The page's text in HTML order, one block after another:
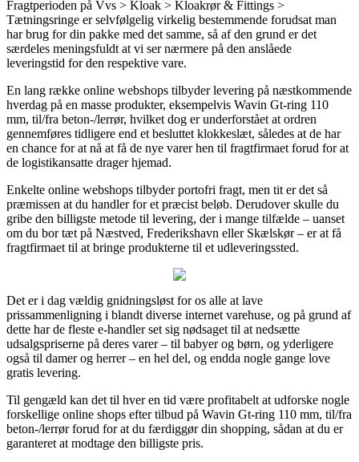
Fragtperioden på Vvs > Kloak > Kloakrør & Fittings >
Tætningsringe er selvfølgelig virkelig bestemmende forudsat man
har brug for din pakke med det samme, så af den grund er det
særdeles meningsfuldt at vi ser nærmere på den anslåede
leveringstid for den respektive vare.
En lang række online webshops tilbyder levering på næstkommende
hverdag på en masse produkter, eksempelvis Wavin Gt-ring 110
mm, til/fra beton-/lerrør, hvilket dog er underforstået at ordren
gennemføres tidligere end et besluttet klokkeslæt, således at de har
en chance for at nå at få de nye varer hen til fragtfirmaet forud for at
de logistikansatte drager hjemad.
Enkelte online webshops tilbyder portofri fragt, men tit er det så
præmissen at du handler for et præcist beløb. Derudover skulle du
gribe den billigste metode til levering, der i mange tilfælde – uanset
om du bor tæt på Næstved, Frederikshavn eller Skælskør – er at få
fragtfirmaet til at bringe produkterne til et udleveringssted.
Det er i dag vældig gnidningsløst for os alle at lave
prissammenligning i blandt diverse internet varehuse, og på grund af
dette har de fleste e-handler set sig nødsaget til at nedsætte
udsalgspriserne på deres varer – til babyer og børn, og yderligere
også til damer og herrer – en hel del, og endda nogle gange love
gratis levering.
Til gengæld kan det til hver en tid være profitabelt at udforske nogle
forskellige online shops efter tilbud på Wavin Gt-ring 110 mm, til/fra
beton-/lerrør forud for at du færdiggør din shopping, sådan at du er
garanteret at modtage den billigste pris.